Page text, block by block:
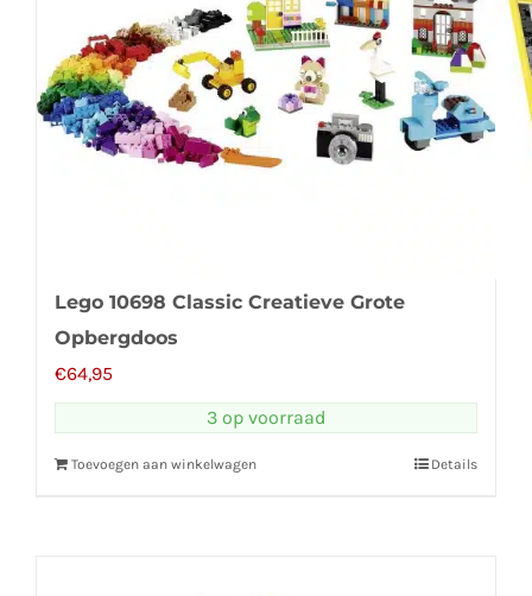
Lego 10698 Classic Creatieve Grote
Opbergdoos
€64,95
3 op voorraad
Toevoegen aan winkelwagen Details